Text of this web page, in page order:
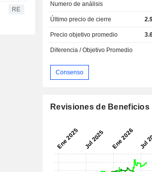
RE
Numero de análisis
Último precio de cierre
Precio objetivo promedio
Diferencia / Objetivo Promedio
Consenso
Revisiones de Beneficios